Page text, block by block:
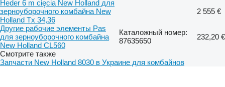
Heder 6 m cięcia New Holland для
зерноуборочного комбайна New
Holland Tx 34,36
2 555 €
Другие рабочие элементы Pas
для зерноуборочного комбайна
New Holland CL560
Каталожный номер:
87635650
232,20 €
Смотрите также
Запчасти New Holland 8030 в Украине для комбайнов